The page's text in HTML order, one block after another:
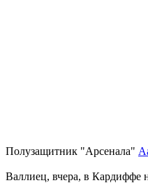
Полузащитник "Арсенала"
Валлиец, вчера, в Кардиффе